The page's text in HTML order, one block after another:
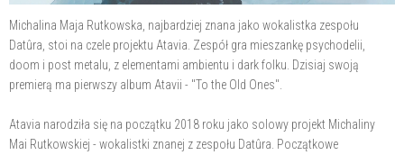
Michalina Maja Rutkowska, najbardziej znana jako wokalistka zespołu
Datûra, stoi na czele projektu Atavia. Zespół gra mieszankę psychodelii,
doom i post metalu, z elementami ambientu i dark folku. Dzisiaj swoją
premierą ma pierwszy album Atavii - "To the Old Ones".
Atavia narodziła się na początku 2018 roku jako solowy projekt Michaliny
Mai Rutkowskiej - wokalistki znanej z zespołu Datûra. Początkowe